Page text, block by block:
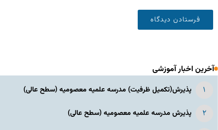
آخرین اخبار آموزشی
پذیرش(تکمیل ظرفیت) مدرسه علمیه معصومیه‌ (سطح عالی)
پذیرش مدرسه علمیه معصومیه‌ (سطح عالی)